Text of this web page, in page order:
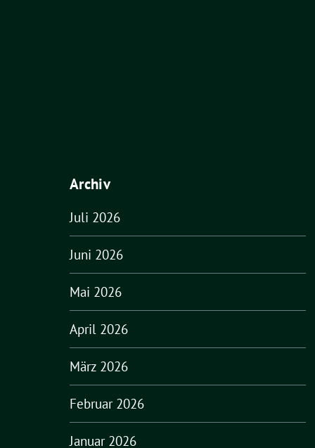
Archiv
Juli 2026
Juni 2026
Mai 2026
April 2026
März 2026
Februar 2026
Januar 2026